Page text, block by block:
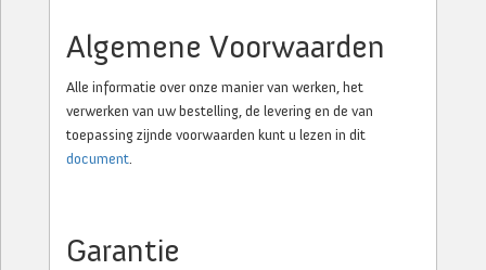
Algemene Voorwaarden
Alle informatie over onze manier van werken, het
verwerken van uw bestelling, de levering en de van
toepassing zijnde voorwaarden kunt u lezen in dit
document.
Garantie